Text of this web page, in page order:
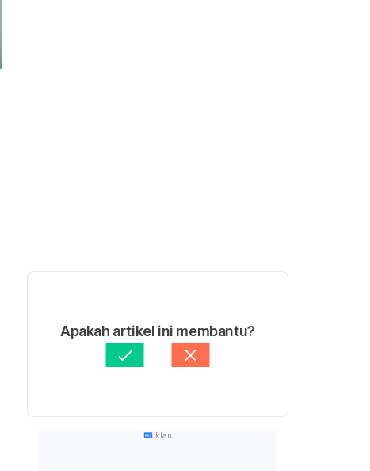
Apakah artikel ini membantu?
Iklan